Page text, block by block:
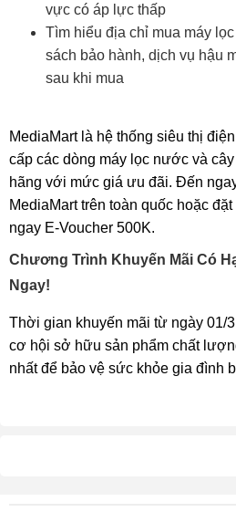
vực có áp lực thấp
Tìm hiểu địa chỉ mua máy
sách bảo hành, dịch vụ hậu
sau khi mua
MediaMart là hệ thống siêu thị
cấp các dòng máy lọc nước và
hãng với mức giá ưu đãi. Đến
MediaMart trên toàn quốc hoặc
ngay E-Voucher 500K.
Chương Trình Khuyến Mãi Có
Ngay!
Thời gian khuyến mãi từ ngày 01/
cơ hội sở hữu sản phẩm chất
nhất để bảo vệ sức khỏe gia đình